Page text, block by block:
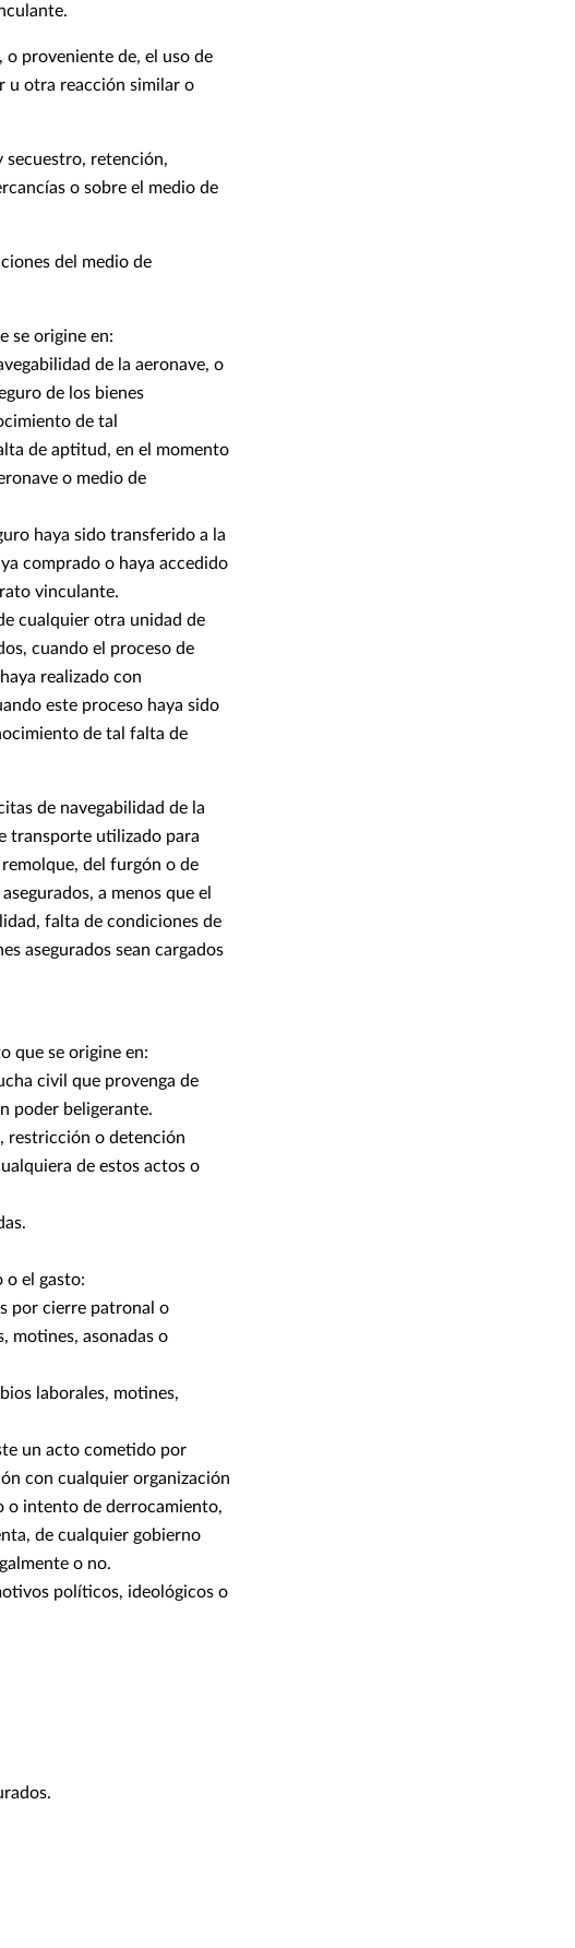
o proveniente de, el uso de
u otra reacción similar o
secuestro, retención,
o sobre el medio de
del medio de
se origine en:
de la aeronave, o
de los bienes
de tal
de aptitud, en el momento
o medio de
haya sido transferido a la
comprado o haya accedido
vinculante.
cualquier otra unidad de
cuando el proceso de
realizado con
este proceso haya sido
de tal falta de
de navegabilidad de la
transporte utilizado para
del furgón o de
a menos que el
falta de condiciones de
asegurados sean cargados
que se origine en:
civil que provenga de
poder beligerante.
restricción o detención
de estos actos o
o el gasto:
por cierre patronal o
motines, asonadas o
laborales, motines,
un acto cometido por
con cualquier organización
o intento de derrocamiento,
de cualquier gobierno
o no.
políticos, ideológicos o